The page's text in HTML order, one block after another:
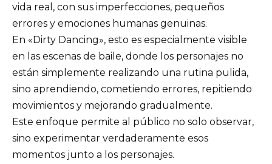
vida real, con sus imperfecciones, pequeños
errores y emociones humanas genuinas.
En «Dirty Dancing», esto es especialmente visible
en las escenas de baile, donde los personajes no
están simplemente realizando una rutina pulida,
sino aprendiendo, cometiendo errores, repitiendo
movimientos y mejorando gradualmente.
Este enfoque permite al público no solo observar,
sino experimentar verdaderamente esos
momentos junto a los personajes.